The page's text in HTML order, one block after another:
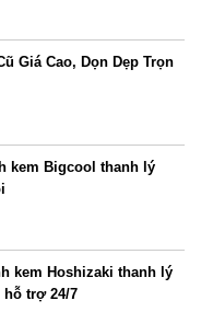
Giá Cao, Dọn Dẹp Trọn
kem Bigcool thanh lý
kem Hoshizaki thanh lý
hỗ trợ 24/7